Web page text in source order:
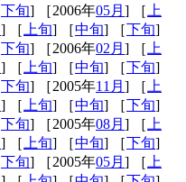
下旬] ［2006年05月 ] ［ 上
] ［ 上旬] ［中旬] ［下旬]
下旬] ［2006年02月 ] ［ 上
] ［ 上旬] ［中旬] ［下旬]
下旬] ［2005年11月 ] ［ 上
] ［ 上旬] ［中旬] ［下旬]
下旬] ［2005年08月 ] ［ 上
] ［ 上旬] ［中旬] ［下旬]
下旬] ［2005年05月 ] ［ 上